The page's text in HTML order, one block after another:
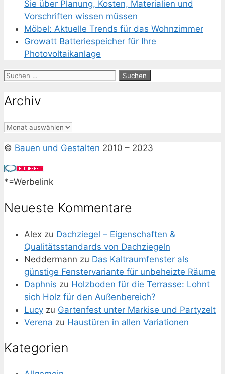
Sie über Planung, Kosten, Materialien und
Vorschriften wissen müssen
Möbel: Aktuelle Trends für das Wohnzimmer
Growatt Batteriespeicher für Ihre
Photovoltaikanlage
Suchen
Archiv
Archiv
© Bauen und Gestalten 2010 – 2023
*=Werbelink
Neueste Kommentare
Alex zu Dachziegel – Eigenschaften &
Qualitätsstandards von Dachziegeln
Neddermann zu Das Kaltraumfenster als
günstige Fenstervariante für unbeheizte Räume
Daphnis zu Holzboden für die Terrasse: Lohnt
sich Holz für den Außenbereich?
Lucy zu Gartenfest unter Markise und Partyzelt
Verena zu Haustüren in allen Variationen
Kategorien